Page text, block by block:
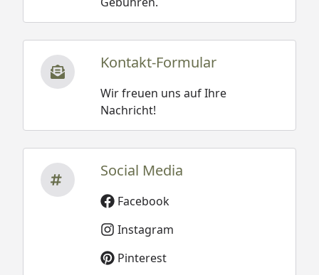
Kontakt-Formular
Wir freuen uns auf Ihre
Nachricht!
Social Media
Facebook
Instagram
Pinterest